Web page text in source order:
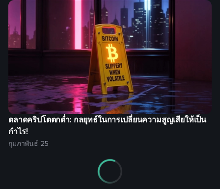
ตลาดคริปโตตกต่ำ: กลยุทธ์ในการเปลี่ยนความสูญเสียให้เป็น
กำไร!
กุมภาพันธ์ 25